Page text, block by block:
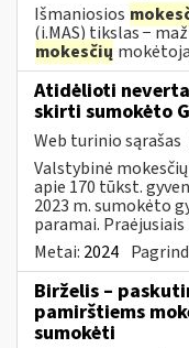
Išmaniosios
(i.MAS) tikslas −
mokesčių
Atidėlioti
skirti sumokėto
Web turinio sąrašas
Valstybinė
apie 170 tūkst.
2023 m. sumokėto
paramai. Praėjusiais
Metai: 2024
Birželis –
pamirštiems
sumokėti